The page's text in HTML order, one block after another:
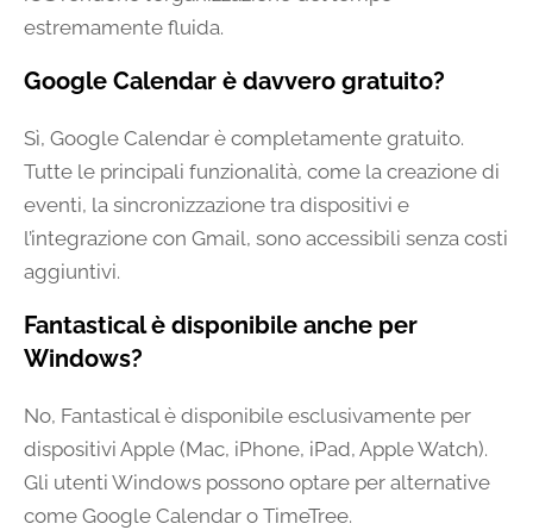
estremamente fluida.
Google Calendar è davvero gratuito?
Sì, Google Calendar è completamente gratuito.
Tutte le principali funzionalità, come la creazione di
eventi, la sincronizzazione tra dispositivi e
l’integrazione con Gmail, sono accessibili senza costi
aggiuntivi.
Fantastical è disponibile anche per
Windows?
No, Fantastical è disponibile esclusivamente per
dispositivi Apple (Mac, iPhone, iPad, Apple Watch).
Gli utenti Windows possono optare per alternative
come Google Calendar o TimeTree.